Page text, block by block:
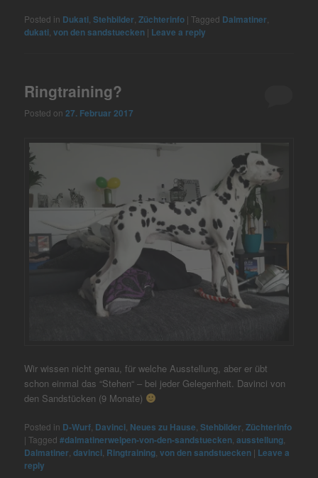
Posted in Dukati ,Stehbilder ,Züchterinfo |Tagged Dalmatiner
dukati ,von den sandstuecken | Leave a reply
Ringtraining?
Posted on27. Februar 2017
Wir wissen nicht genau, für welche Ausstellung, aber er übt
schon einmal das “Stehen“ – bei jeder Gelegenheit. Davinci von
den Sandstücken (9 Monate)
Posted in D-Wurf Davinci Neues zu Hause ,Stehbilder ,Züchterinfo
|Tagged #dalmatinerwelpen-von-den-sandstuecken ,ausstellung
Dalmatiner ,davinci Ringtraining ,von den sandstuecken | Leave a
reply